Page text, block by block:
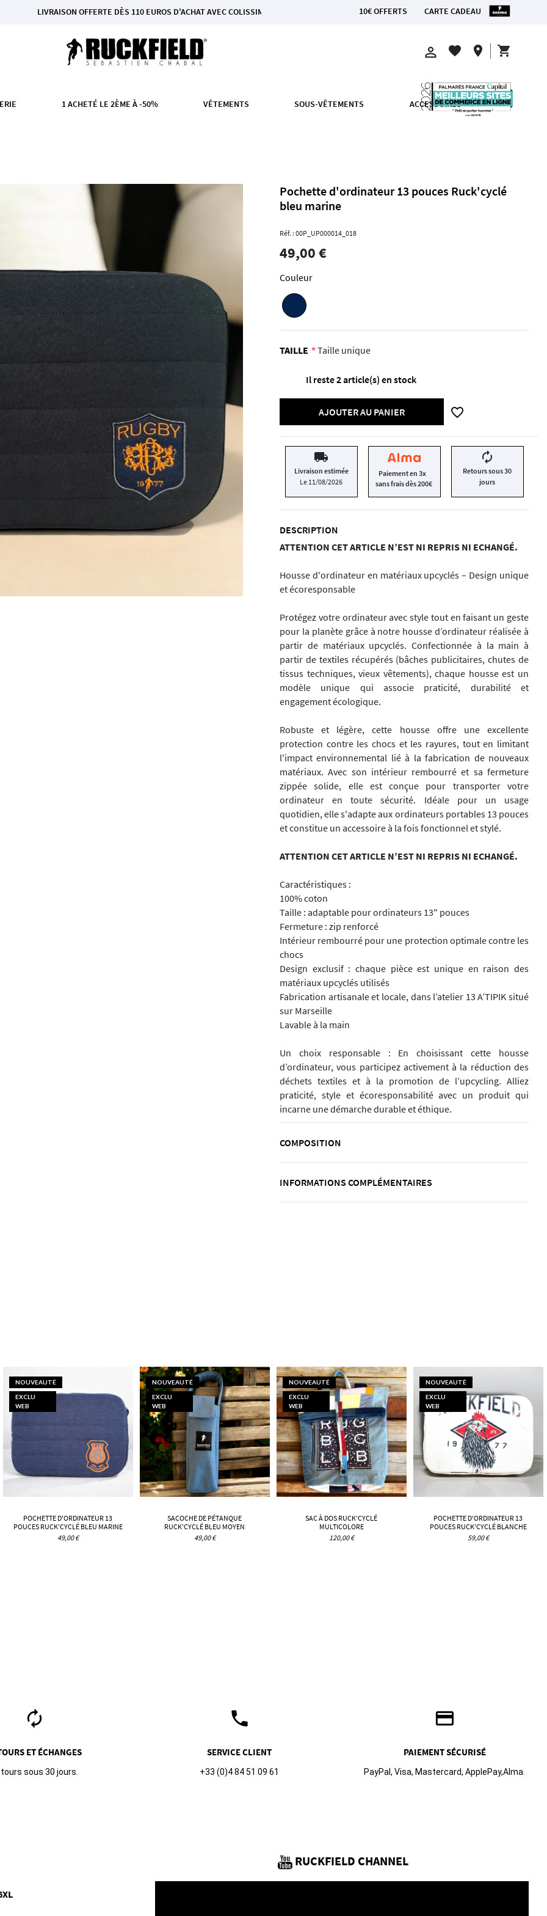
OFFERTE DÈS 110 EUROS D'ACHAT AVEC COLISSIMO EN FRANCE MÉTROPOLITAINE 10€ OFFERTS CARTE CADEAU
perm_identity favorite location_on shopping_cart
1 ACHETÉ LE 2ÈME À -50% VÊTEMENTS SOUS-VÊTEMENTS ACCESSOIRES
Pochette d'ordinateur 13 pouces Ruck'cyclé
bleu marine
Réf. : 00P_UP000014_018
49,00 €
Couleur
TAILLE Taille unique
Il reste 2 article(s) en stock
favorite_border
AJOUTER AU PANIER
local_shipping
Livraison estimée
Le 11/08/2026
Paiement en 3x
sans frais dès 200€
autorenew
Retours sous 30
jours
DESCRIPTION
ATTENTION CET ARTICLE N’EST NI REPRIS NI ECHANGÉ.
Housse d'ordinateur en matériaux upcyclés – Design unique
et écoresponsable
Protégez votre ordinateur avec style tout en faisant un geste
pour la planète grâce à notre housse d’ordinateur réalisée à
partir de matériaux upcyclés. Confectionnée à la main à
partir de textiles récupérés (bâches publicitaires, chutes de
tissus techniques, vieux vêtements), chaque housse est un
modèle unique qui associe praticité, durabilité et
engagement écologique.
Robuste et légère, cette housse offre une excellente
protection contre les chocs et les rayures, tout en limitant
l'impact environnemental lié à la fabrication de nouveaux
matériaux. Avec son intérieur rembourré et sa fermeture
zippée solide, elle est conçue pour transporter votre
ordinateur en toute sécurité. Idéale pour un usage
quotidien, elle s'adapte aux ordinateurs portables 13 pouces
et constitue un accessoire à la fois fonctionnel et stylé.
ATTENTION CET ARTICLE N’EST NI REPRIS NI ECHANGÉ.
Caractéristiques :
100% coton
Taille : adaptable pour ordinateurs 13" pouces
Fermeture : zip renforcé
Intérieur rembourré pour une protection optimale contre les
chocs
Design exclusif : chaque pièce est unique en raison des
matériaux upcyclés utilisés
Fabrication artisanale et locale, dans l’atelier 13 A’TIPIK situé
sur Marseille
Lavable à la main
Un choix responsable : En choisissant cette housse
d’ordinateur, vous participez activement à la réduction des
déchets textiles et à la promotion de l’upcycling. Alliez
praticité, style et écoresponsabilité avec un produit qui
incarne une démarche durable et éthique.
COMPOSITION
INFORMATIONS COMPLÉMENTAIRES
NOUVEAUTÉ
EXCLU
WEB
POCHETTE D'ORDINATEUR 13
POUCES RUCK'CYCLÉ BLEU MARINE
49,00 €
NOUVEAUTÉ
EXCLU
WEB
SACOCHE DE PÉTANQUE
RUCK'CYCLÉ BLEU MOYEN
49,00 €
NOUVEAUTÉ
EXCLU
WEB
SAC À DOS RUCK'CYCLÉ
MULTICOLORE
120,00 €
NOUVEAUTÉ
EXCLU
WEB
POCHETTE D'ORDINATEUR 13
POUCES RUCK'CYCLÉ BLANCHE
59,00 €
autorenew
ET ÉCHANGES
sous 30 jours.
phone
SERVICE CLIENT
+33 (0)4 84 51 09 61
credit_card
PAIEMENT SÉCURISÉ
PayPal, Visa, Mastercard, ApplePay,Alma.
RUCKFIELD CHANNEL